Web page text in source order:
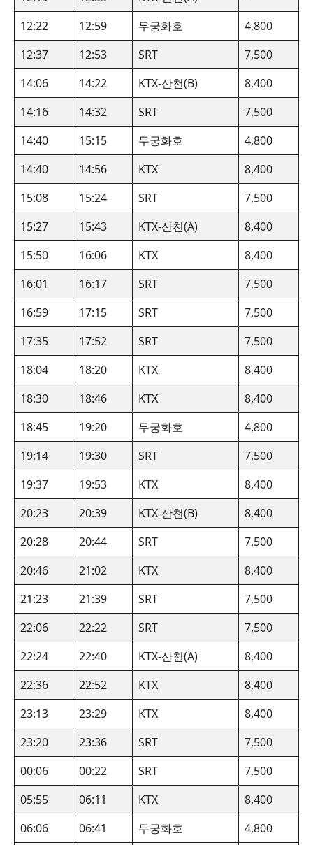
12:22
12:59 무궁화호
4,800
12:37
12:53 SRT
7,500
14:06
14:22 KTX-산천(B)
8,400
14:16
14:32 SRT
7,500
14:40
15:15 무궁화호
4,800
14:40
14:56 KTX
8,400
15:08
15:24 SRT
7,500
15:27
15:43 KTX-산천(A)
8,400
15:50
16:06 KTX
8,400
16:01
16:17 SRT
7,500
16:59
17:15 SRT
7,500
17:35
17:52 SRT
7,500
18:04
18:20 KTX
8,400
18:30
18:46 KTX
8,400
18:45
19:20 무궁화호
4,800
19:14
19:30 SRT
7,500
19:37
19:53 KTX
8,400
20:23
20:39 KTX-산천(B)
8,400
20:28
20:44 SRT
7,500
20:46
21:02 KTX
8,400
21:23
21:39 SRT
7,500
22:06
22:22 SRT
7,500
22:24
22:40 KTX-산천(A)
8,400
22:36
22:52 KTX
8,400
23:13
23:29 KTX
8,400
23:20
23:36 SRT
7,500
00:06
00:22 SRT
7,500
05:55
06:11 KTX
8,400
06:06
06:41 무궁화호 4,800